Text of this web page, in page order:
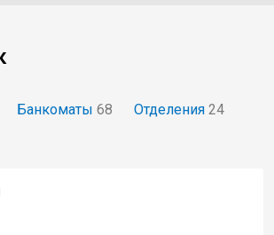
Банкоматы 68 Отделения 24